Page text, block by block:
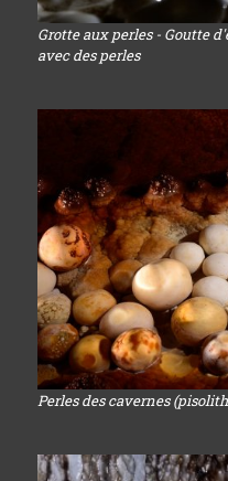
Grotte aux perles - Goutte
avec des perles
Perles des cavernes